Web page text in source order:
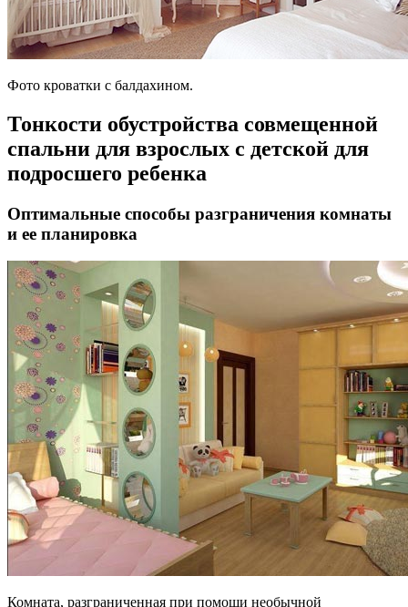
Фото кроватки с балдахином.
Тонкости обустройства совмещенной
спальни для взрослых с детской для
подросшего ребенка
Оптимальные способы разграничения комнаты
и ее планировка
Комната, разграниченная при помощи необычной